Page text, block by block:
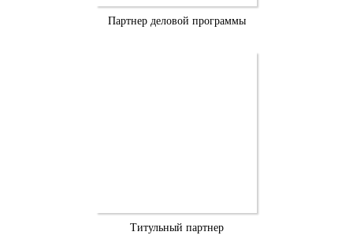
Партнер деловой программы
Титульный партнер